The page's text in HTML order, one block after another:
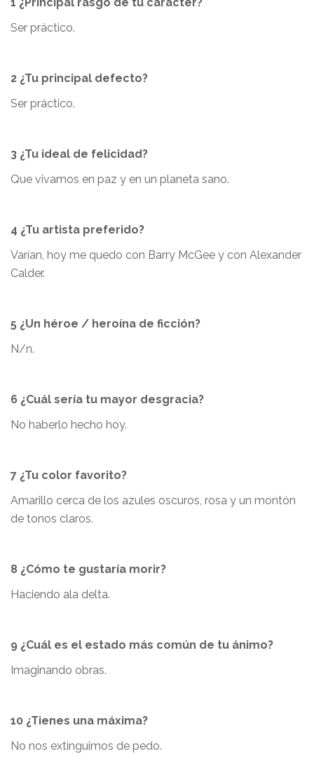
Ser práctico.
2 ¿Tu principal defecto?
Ser práctico.
3 ¿Tu ideal de felicidad?
Que vivamos en paz y en un planeta sano.
4 ¿Tu artista preferido?
Varían, hoy me quedo con Barry McGee y con Alexander
Calder.
5 ¿Un héroe / heroína de ficción?
N/n.
6 ¿Cuál sería tu mayor desgracia?
No haberlo hecho hoy.
7 ¿Tu color favorito?
Amarillo cerca de los azules oscuros, rosa y un montón
de tonos claros.
8 ¿Cómo te gustaría morir?
Haciendo ala delta.
9 ¿Cuál es el estado más común de tu ánimo?
Imaginando obras.
10 ¿Tienes una máxima?
No nos extinguimos de pedo.